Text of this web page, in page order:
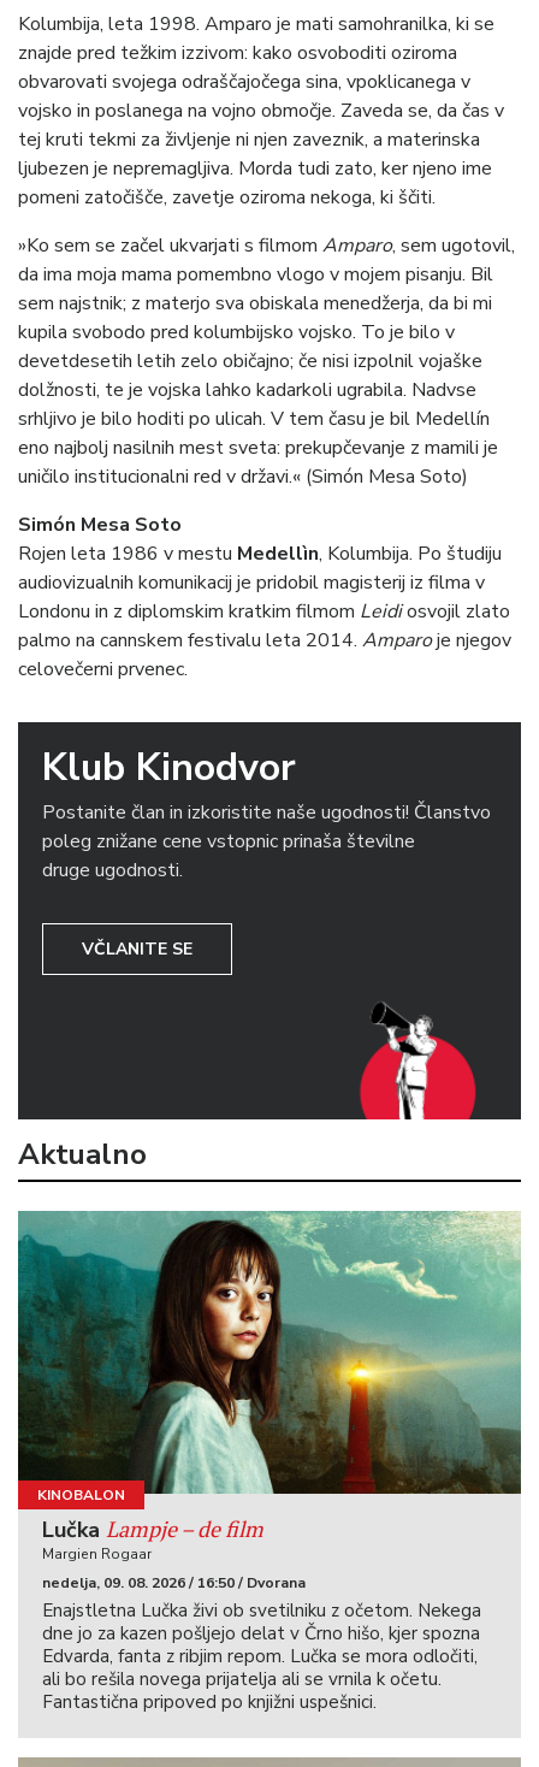
Kolumbija, leta 1998. Amparo je mati samohranilka, ki se
znajde pred težkim izzivom: kako osvoboditi oziroma
obvarovati svojega odraščajočega sina, vpoklicanega v
vojsko in poslanega na vojno območje. Zaveda se, da čas v
tej kruti tekmi za življenje ni njen zaveznik, a materinska
ljubezen je nepremagljiva. Morda tudi zato, ker njeno ime
pomeni zatočišče, zavetje oziroma nekoga, ki ščiti.
»Ko sem se začel ukvarjati s filmom Amparo, sem ugotovil,
da ima moja mama pomembno vlogo v mojem pisanju. Bil
sem najstnik; z materjo sva obiskala menedžerja, da bi mi
kupila svobodo pred kolumbijsko vojsko. To je bilo v
devetdesetih letih zelo običajno; če nisi izpolnil vojaške
dolžnosti, te je vojska lahko kadarkoli ugrabila. Nadvse
srhljivo je bilo hoditi po ulicah. V tem času je bil Medellín
eno najbolj nasilnih mest sveta: prekupčevanje z mamili je
uničilo institucionalni red v državi.« (Simón Mesa Soto)
Simón Mesa Soto
Rojen leta 1986 v mestu Medellìn, Kolumbija. Po študiju
audiovizualnih komunikacij je pridobil magisterij iz filma v
Londonu in z diplomskim kratkim filmom Leidiosvojil zlato
palmo na cannskem festivalu leta 2014. Amparoje njegov
celovečerni prvenec.
Klub Kinodvor
Postanite član in izkoristite naše ugodnosti! Članstvo
poleg znižane cene vstopnic prinaša številne
druge ugodnosti.
VČLANITE SE
Aktualno
KINOBALON
Lučka Lampje – de film
Margien Rogaar
nedelja, 09. 08. 2026 / 16:50 / Dvorana
Enajstletna Lučka živi ob svetilniku z očetom. Nekega
dne jo za kazen pošljejo delat v Črno hišo, kjer spozna
Edvarda, fanta z ribjim repom. Lučka se mora odločiti,
ali bo rešila novega prijatelja ali se vrnila k očetu.
Fantastična pripoved po knjižni uspešnici.